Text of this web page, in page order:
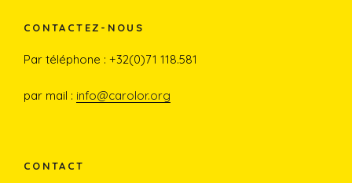
c
e
b
o
s
t
a
T
u
CONTACTEZ-NOUS
Par téléphone : +32(0)71 118.581
par mail : info@carolor.org
CONTACT